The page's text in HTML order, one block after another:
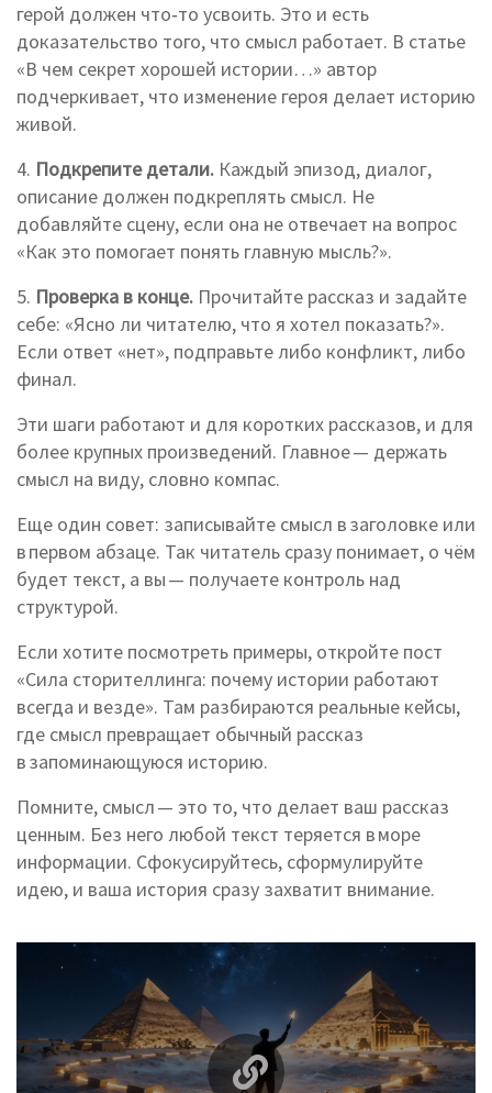
герой должен что‑то усвоить. Это и есть
доказательство того, что смысл работает. В статье
«В чем секрет хорошей истории…» автор
подчеркивает, что изменение героя делает историю
живой.
4. Подкрепите детали. Каждый эпизод, диалог,
описание должен подкреплять смысл. Не
добавляйте сцену, если она не отвечает на вопрос
«Как это помогает понять главную мысль?».
5. Проверка в конце. Прочитайте рассказ и задайте
себе: «Ясно ли читателю, что я хотел показать?».
Если ответ «нет», подправьте либо конфликт, либо
финал.
Эти шаги работают и для коротких рассказов, и для
более крупных произведений. Главное — держать
смысл на виду, словно компас.
Еще один совет: записывайте смысл в заголовке или
в первом абзаце. Так читатель сразу понимает, о чём
будет текст, а вы — получаете контроль над
структурой.
Если хотите посмотреть примеры, откройте пост
«Сила сторителлинга: почему истории работают
всегда и везде». Там разбираются реальные кейсы,
где смысл превращает обычный рассказ
в запоминающуюся историю.
Помните, смысл — это то, что делает ваш рассказ
ценным. Без него любой текст теряется в море
информации. Сфокусируйтесь, сформулируйте
идею, и ваша история сразу захватит внимание.